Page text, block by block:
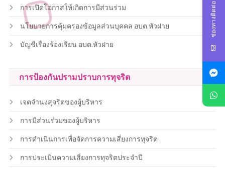
การเปิดโอกาสให้เกิดการมีส่วนร่วม
นโยบายการคุ้มครองข้อมูลส่วนบุคคล อบต.หัวฝาย
บัญชีเรื่องร้องเรียน อบต.หัวฝาย
การป้องกันปรามปราบการทุจริต
เจตจำนงสุจริตของผู้บริหาร
การมีส่วนร่วมของผู้บริหาร
การดำเนินการเพื่อจัดการความเสี่ยงการทุจริต
การประเมินความเสี่ยงการทุจริตประจำปี
ช่องทางติดต่อ